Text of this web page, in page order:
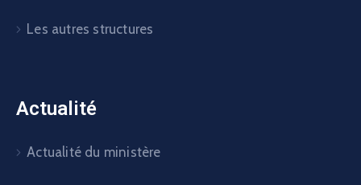
Les autres structures
Actualité
Actualité du ministère